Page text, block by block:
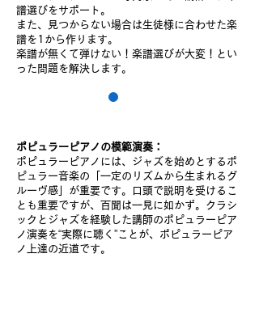
譜選びをサポート。
また、見つからない場合は生徒様に合わせた楽
譜を1から作ります。
楽譜が無くて弾けない！楽譜選びが大変！とい
った問題を解決します。
ポピュラーピアノの模範演奏：
ポピュラーピアノには、ジャズを始めとするポ
ピュラー音楽の「一定のリズムから生まれるグ
ルーヴ感」が重要です。
口頭で説明を受けるこ
とも重要ですが、 百聞は一見に如かず。 クラシ
ックとジャズを経験した講師のポピュラーピア
ノ演奏を“実際に聴く”ことが、 ポピュラーピア
ノ
上達の近道です。